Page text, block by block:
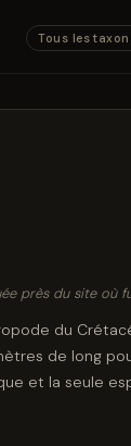
Tous les
près du site où
du
de long
et la seule